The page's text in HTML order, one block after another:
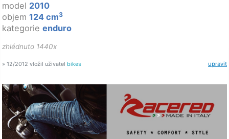
model 2010
objem 124 cm3
kategorie enduro
zhlédnuto 1440x
upravit
» 12/2012 vložil uživatel bikes